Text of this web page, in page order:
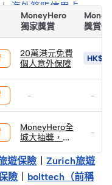
海外簽賬信用卡
MoneyHero
獨家獎賞
獎賞價
20萬港元免費
個人意外保障
HK$50
- -
MoneyHero全
城大抽獎，投
LBX Active+
及 總值港元
80萬+獎品!
-
遊保險
Zurich旅遊
險
bolttech（前稱